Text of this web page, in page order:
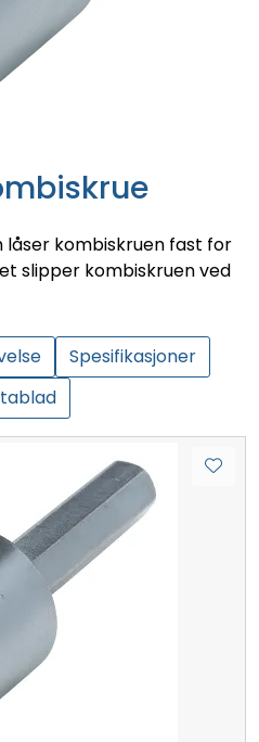
låser kombiskruen fast for
slipper kombiskruen ved
Spesifikasjoner